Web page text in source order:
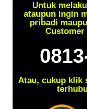
Untuk
ataupun ingin
pribadi
Customer
Atau, cukup klik